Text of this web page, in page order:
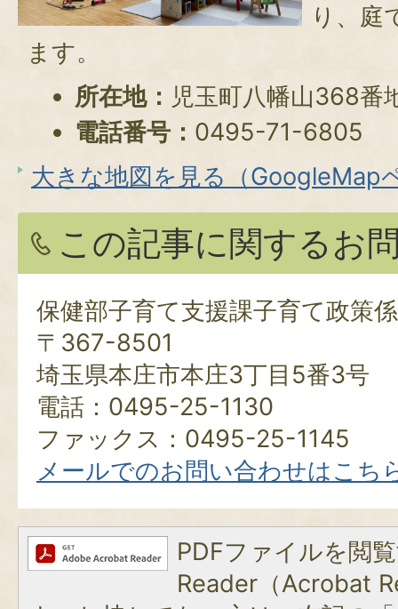
り、庭
ます。
所在地： 児玉町八幡山368番
電話番号： 0495-71-6805
大きな地図を見る（GoogleMap
この記事に関するお
保健部子育て支援課子育て政策係
〒367-8501
埼玉県本庄市本庄3丁目5番3号
電話：0495-25-1130
ファックス：0495-25-1145
メールでのお問い合わせはこち
PDFファイルを閲
Reader（Acrobat